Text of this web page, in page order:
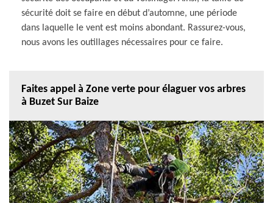
sécurité doit se faire en début d’automne, une période
dans laquelle le vent est moins abondant. Rassurez-vous,
nous avons les outillages nécessaires pour ce faire.
Faites appel à Zone verte pour élaguer vos arbres
à Buzet Sur Baize